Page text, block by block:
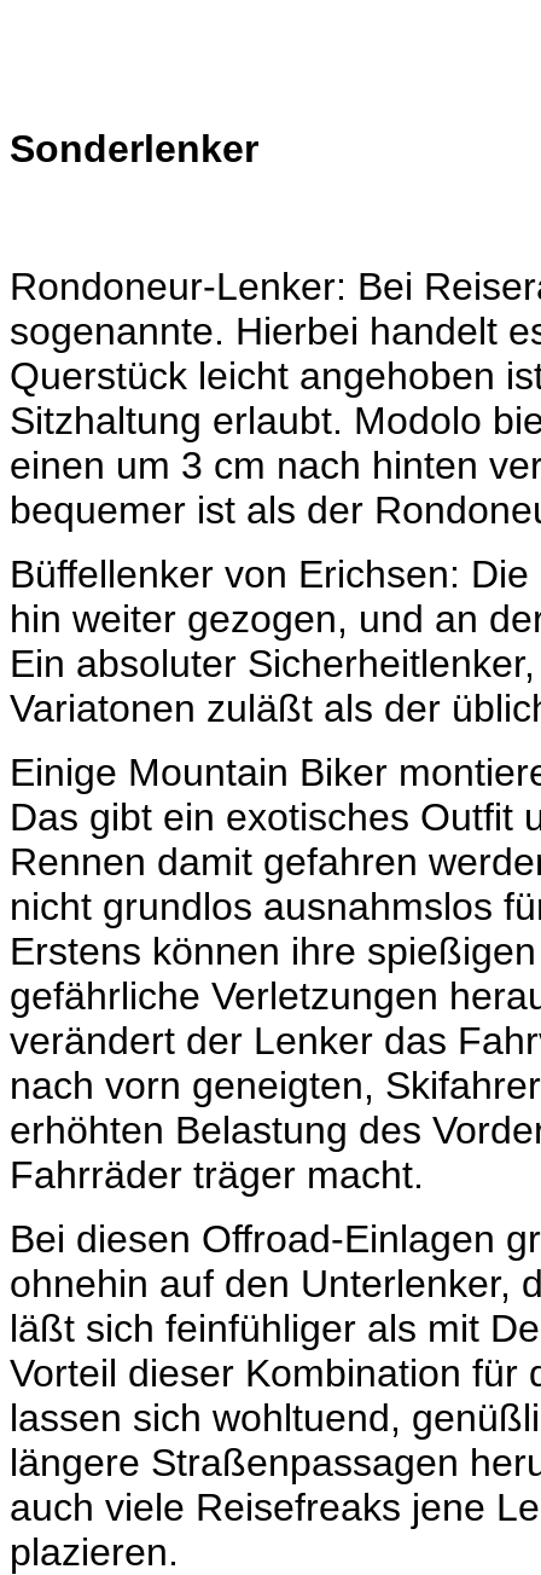
Sonderlenker
Rondoneur-Lenker: Bei
sogenannte. Hierbei handelt
Querstück leicht angehoben
Sitzhaltung erlaubt. Modolo
einen um 3 cm nach hinten
bequemer ist als der
Büffellenker von Erichsen:
hin weiter gezogen, und an
Ein absoluter
Variatonen zuläßt als der
Einige Mountain Biker
Das gibt ein exotisches Outfit
Rennen damit gefahren
nicht grundlos ausnahmslos
Erstens können ihre
gefährliche Verletzungen
verändert der Lenker das
nach vorn geneigten,
erhöhten Belastung des
Fahrräder träger macht.
Bei diesen Offroad-Einlagen
ohnehin auf den Unterlenker,
läßt sich feinfühliger als mit
Vorteil dieser Kombination für
lassen sich wohltuend,
längere Straßenpassagen
auch viele Reisefreaks jene
plazieren.